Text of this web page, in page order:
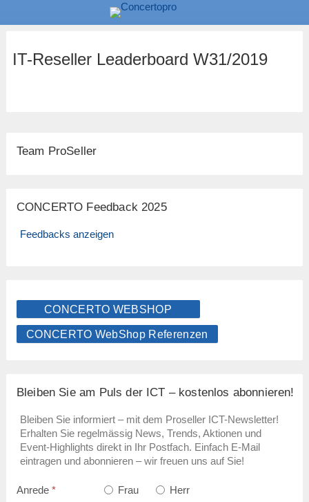
IT-Reseller Leaderboard W31/2019
Team ProSeller
CONCERTO Feedback 2025
Feedbacks anzeigen
CONCERTO WEBSHOP
CONCERTO WebShop Referenzen
Bleiben Sie am Puls der ICT – kostenlos abonnieren!
Bleiben Sie informiert – mit dem Proseller ICT-Newsletter!
Erhalten Sie regelmässig News, Trends, Aktionen und
Event-Highlights direkt in Ihr Postfach. Einfach E-Mail
eintragen und abonnieren – wir freuen uns auf Sie!
Anrede * Frau Herr